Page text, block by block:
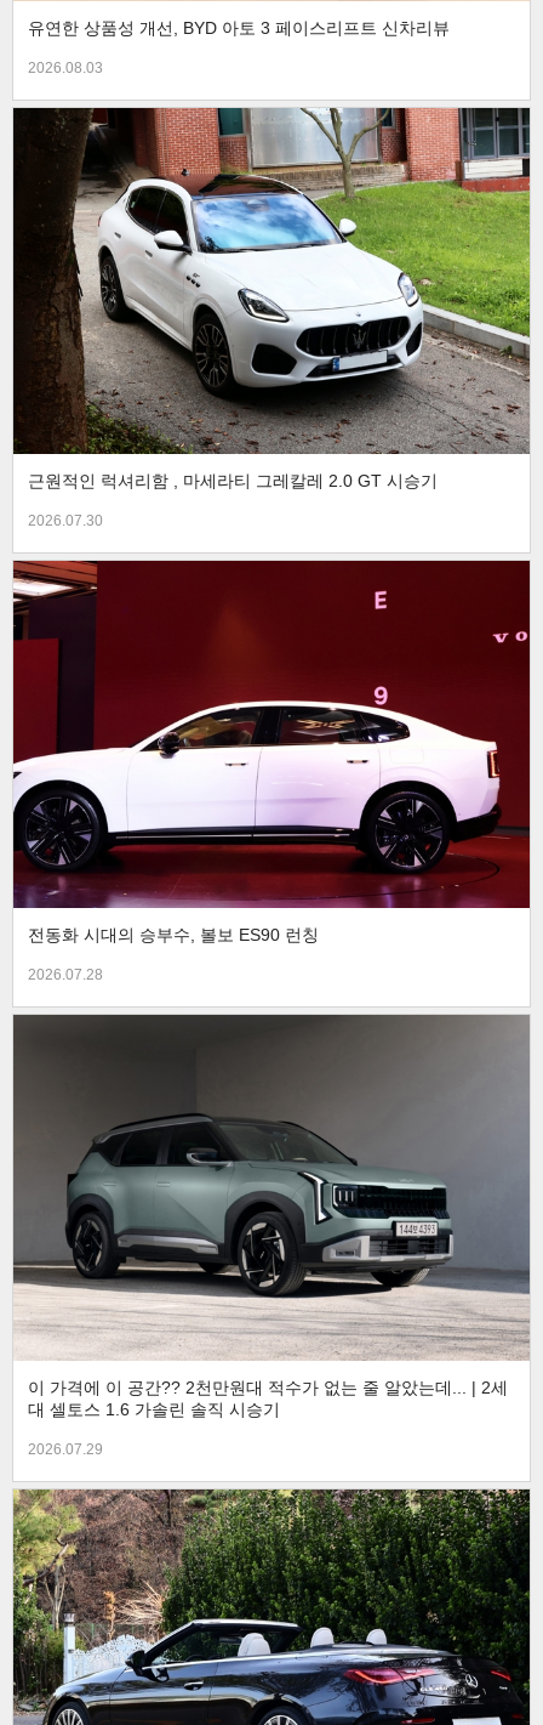
유연한 상품성 개선, BYD 아토 3 페이스리프트 신차리뷰
2026.08.03
근원적인 럭셔리함 , 마세라티 그레칼레 2.0 GT 시승기
2026.07.30
전동화 시대의 승부수, 볼보 ES90 런칭
2026.07.28
이 가격에 이 공간?? 2천만원대 적수가 없는 줄 알았는데... | 2세
대 셀토스 1.6 가솔린 솔직 시승기
2026.07.29